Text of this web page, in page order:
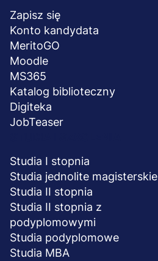
stopka
Zapisz się
Konto kandydata
MeritoGO
Moodle
MS365
Katalog biblioteczny
Digiteka
JobTeaser
Studia I stopnia
Studia jednolite magisterskie
Studia II stopnia
Studia II stopnia z
podyplomowymi
Studia podyplomowe
Studia MBA